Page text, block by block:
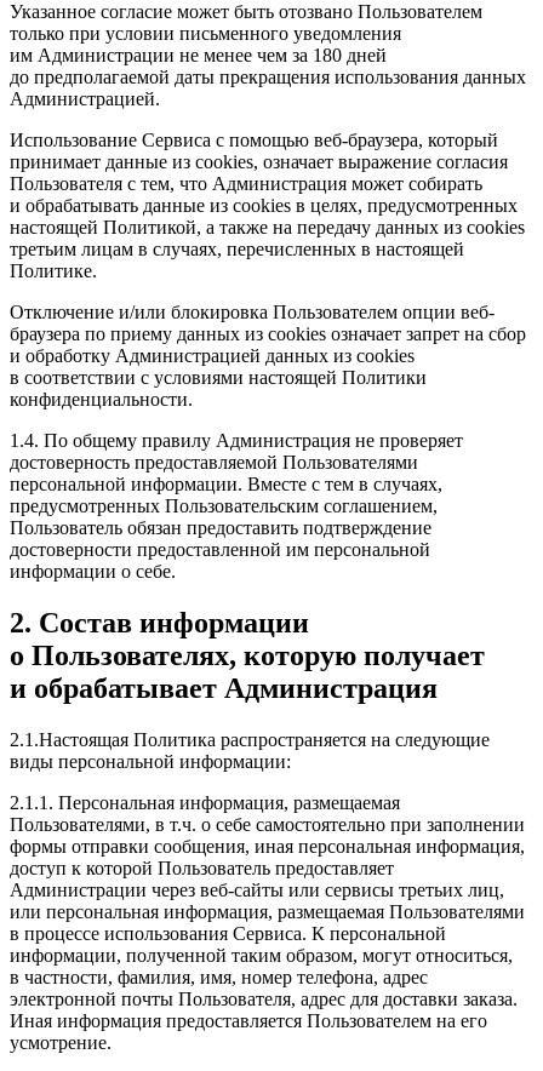
Указанное согласие может быть отозвано Пользователем
только при условии письменного уведомления
им Администрации не менее чем за 180 дней
до предполагаемой даты прекращения использования данных
Администрацией.
Использование Сервиса с помощью веб-браузера, который
принимает данные из cookies, означает выражение согласия
Пользователя с тем, что Администрация может собирать
и обрабатывать данные из cookies в целях, предусмотренных
настоящей Политикой, а также на передачу данных из cookies
третьим лицам в случаях, перечисленных в настоящей
Политике.
Отключение и/или блокировка Пользователем опции веб-
браузера по приему данных из cookies означает запрет на сбор
и обработку Администрацией данных из cookies
в соответствии с условиями настоящей Политики
конфиденциальности.
1.4. По общему правилу Администрация не проверяет
достоверность предоставляемой Пользователями
персональной информации. Вместе с тем в случаях,
предусмотренных Пользовательским соглашением,
Пользователь обязан предоставить подтверждение
достоверности предоставленной им персональной
информации о себе.
2. Состав информации
о Пользователях, которую получает
и обрабатывает Администрация
2.1.Настоящая Политика распространяется на следующие
виды персональной информации:
2.1.1. Персональная информация, размещаемая
Пользователями, в т.ч. о себе самостоятельно при заполнении
формы отправки сообщения, иная персональная информация,
доступ к которой Пользователь предоставляет
Администрации через веб-сайты или сервисы третьих лиц,
или персональная информация, размещаемая Пользователями
в процессе использования Сервиса. К персональной
информации, полученной таким образом, могут относиться,
в частности, фамилия, имя, номер телефона, адрес
электронной почты Пользователя, адрес для доставки заказа.
Иная информация предоставляется Пользователем на его
усмотрение.